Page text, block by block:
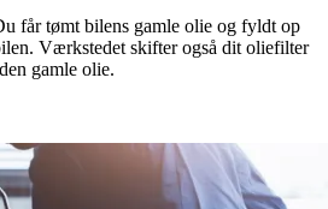
får tømt bilens gamle olie og fyldt op
Værkstedet skifter også dit oliefilter
gamle olie.